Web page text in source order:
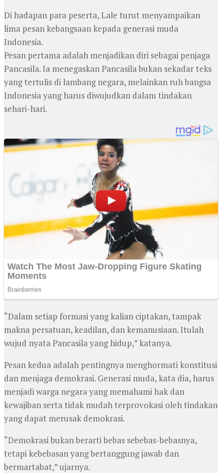
Di hadapan para peserta, Lale turut menyampaikan
lima pesan kebangsaan kepada generasi muda
Indonesia.
Pesan pertama adalah menjadikan diri sebagai penjaga
Pancasila. Ia menegaskan Pancasila bukan sekadar teks
yang tertulis di lambang negara, melainkan ruh bangsa
Indonesia yang harus diwujudkan dalam tindakan
sehari-hari.
“Dalam setiap formasi yang kalian ciptakan, tampak
makna persatuan, keadilan, dan kemanusiaan. Itulah
wujud nyata Pancasila yang hidup,” katanya.
Pesan kedua adalah pentingnya menghormati konstitusi
dan menjaga demokrasi. Generasi muda, kata dia, harus
menjadi warga negara yang memahami hak dan
kewajiban serta tidak mudah terprovokasi oleh tindakan
yang dapat merusak demokrasi.
“Demokrasi bukan berarti bebas sebebas-bebasnya,
tetapi kebebasan yang bertanggung jawab dan
bermartabat,” ujarnya.